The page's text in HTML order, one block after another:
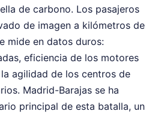
de carbono. Los pasajeros
de imagen a kilómetros de
mide en datos duros:
eficiencia de los motores
agilidad de los centros de
Madrid-Barajas se ha
principal de esta batalla, un